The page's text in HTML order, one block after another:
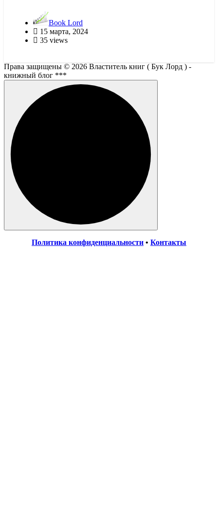
Book Lord
15 марта, 2024
35 views
Права защищены © 2026 Властитель книг ( Бук Лорд ) -
книжный блог ***
Политика конфиденциальности • Контакты